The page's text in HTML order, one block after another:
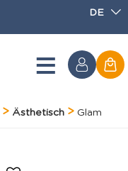
DE
Ästhetisch Glam